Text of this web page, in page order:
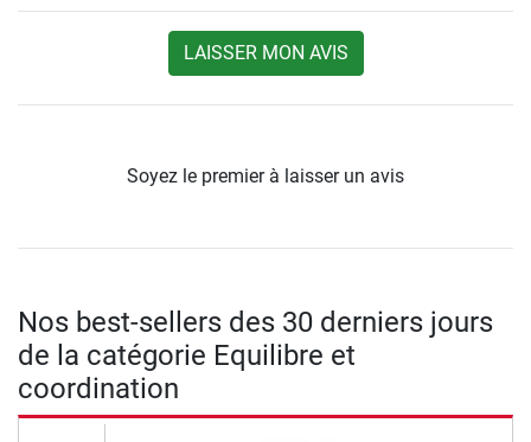
LAISSER MON AVIS
Soyez le premier à laisser un avis
Nos best-sellers des 30 derniers jours
de la catégorie Equilibre et
coordination